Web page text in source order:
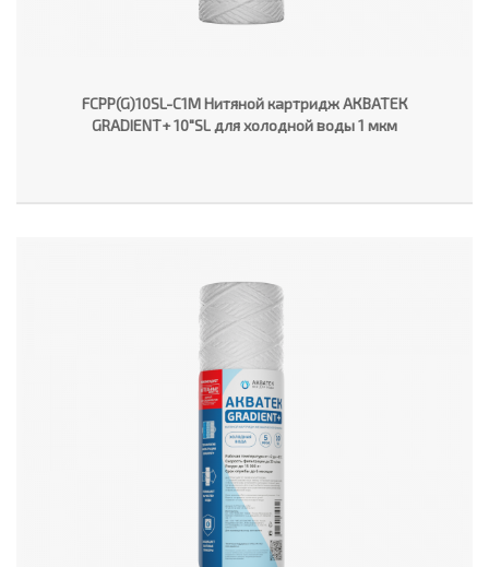
FCPP(G)10SL-C1M Нитяной картридж АКВАТЕК
GRADIENT+ 10"SL для холодной воды 1 мкм